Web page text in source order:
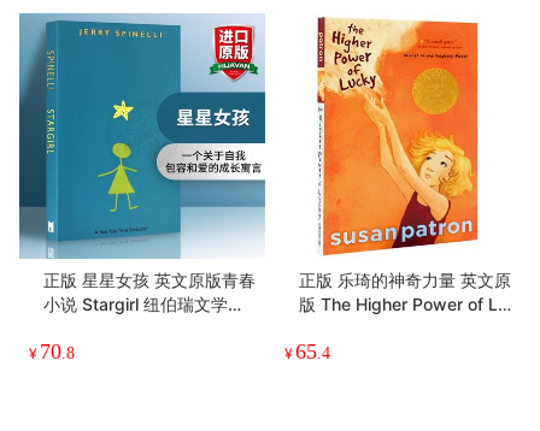
正版 星星女孩 英文原版青春
小说 Stargirl 纽伯瑞文学奖
口英语书籍
¥ 70.8
正版 乐琦的神奇力量 英文原
版 The Higher Power of Lu
子学会如何变得勇敢 英文版
¥65.4